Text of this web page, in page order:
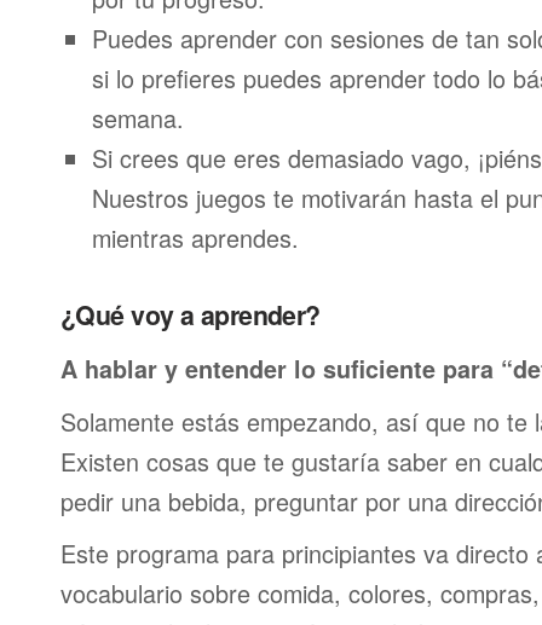
Puedes aprender con sesiones de tan
si lo prefieres puedes aprender todo lo
semana.
Si crees que eres demasiado vago,
Nuestros juegos te motivarán hasta el
mientras aprendes.
¿Qué voy a aprender?
A hablar y entender lo suficiente para
Solamente estás empezando, así que no te
Existen cosas que te gustaría saber en
pedir una bebida, preguntar por una
Este programa para principiantes va directo
vocabulario sobre comida, colores,